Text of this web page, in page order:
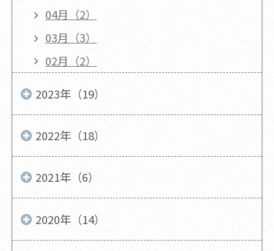
04月（2）
03月（3）
02月（2）
2023年（19）
2022年（18）
2021年（6）
2020年（14）